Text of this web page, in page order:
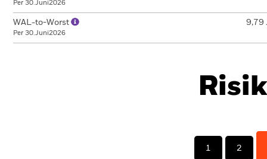
Per 30.Juni2026
WAL-to-Worst
Per 30.Juni2026
9,79
1 2